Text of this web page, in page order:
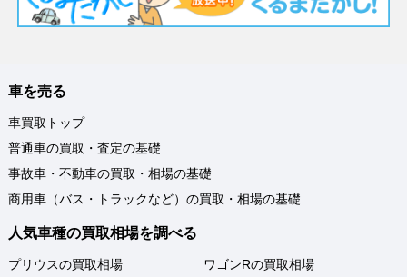
車を売る
車買取トップ
普通車の買取・査定の基礎
事故車・不動車の買取・相場の基礎
商用車（バス・トラックなど）の買取・相場の基礎
人気車種の買取相場を調べる
プリウスの買取相場
ワゴンRの買取相場